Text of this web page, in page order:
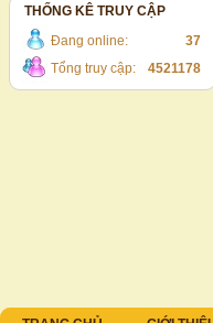
THỐNG KÊ TRUY CẬP
Đang online:
37
Tổng truy cập:
4521178